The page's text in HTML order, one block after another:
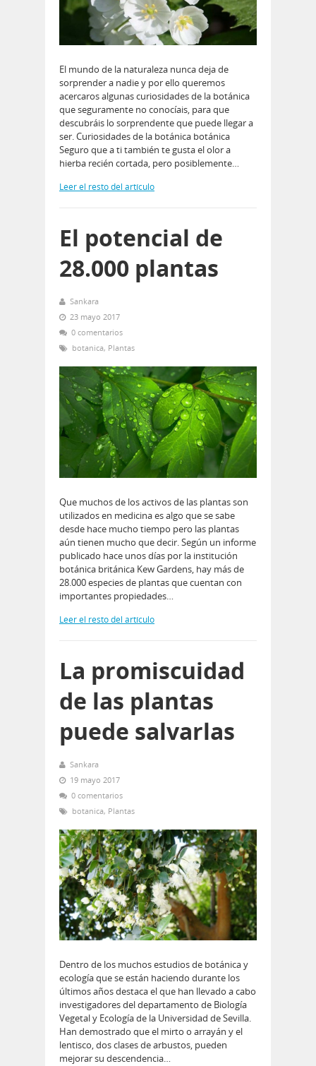
El mundo de la naturaleza nunca deja de
sorprender a nadie y por ello queremos
acercaros algunas curiosidades de la botánica
que seguramente no conocíais, para que
descubráis lo sorprendente que puede llegar a
ser. Curiosidades de la botánica botánica
Seguro que a ti también te gusta el olor a
hierba recién cortada, pero posiblemente…
Leer el resto del artículo
El potencial de
28.000 plantas
Sankara
23 mayo 2017
0 comentarios
botanica, Plantas
Que muchos de los activos de las plantas son
utilizados en medicina es algo que se sabe
desde hace mucho tiempo pero las plantas
aún tienen mucho que decir. Según un informe
publicado hace unos días por la institución
botánica británica Kew Gardens, hay más de
28.000 especies de plantas que cuentan con
importantes propiedades…
Leer el resto del artículo
La promiscuidad
de las plantas
puede salvarlas
Sankara
19 mayo 2017
0 comentarios
botanica, Plantas
Dentro de los muchos estudios de botánica y
ecología que se están haciendo durante los
últimos años destaca el que han llevado a cabo
investigadores del departamento de Biología
Vegetal y Ecología de la Universidad de Sevilla.
Han demostrado que el mirto o arrayán y el
lentisco, dos clases de arbustos, pueden
mejorar su descendencia…